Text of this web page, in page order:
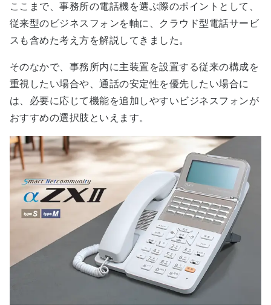
ここまで、事務所の電話機を選ぶ際のポイントとして、
従来型のビジネスフォンを軸に、クラウド型電話サービ
スも含めた考え方を解説してきました。
そのなかで、事務所内に主装置を設置する従来の構成を
重視したい場合や、通話の安定性を優先したい場合に
は、必要に応じて機能を追加しやすいビジネスフォンが
おすすめの選択肢といえます。